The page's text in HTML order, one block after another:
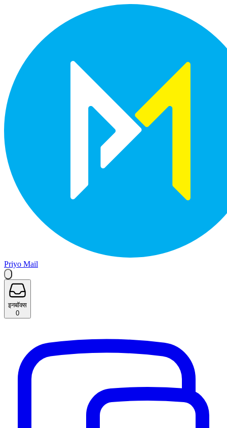
Priyo Mail
इनबॉक्स
0